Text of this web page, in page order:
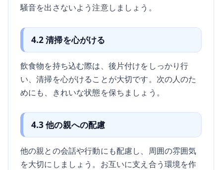
騒音を出さないよう注意しましょう。
4.2 清掃を心がける
飲食物を持ち込む際は、後片付けをしっかり行
い、清掃を心がけることが大切です。次の人のた
めにも、きれいな状態を保ちましょう。
4.3 他の親への配慮
他の親との会話や行動にも配慮し、周囲の雰囲気
を大切にしましょう。お互いに支え合う環境を作